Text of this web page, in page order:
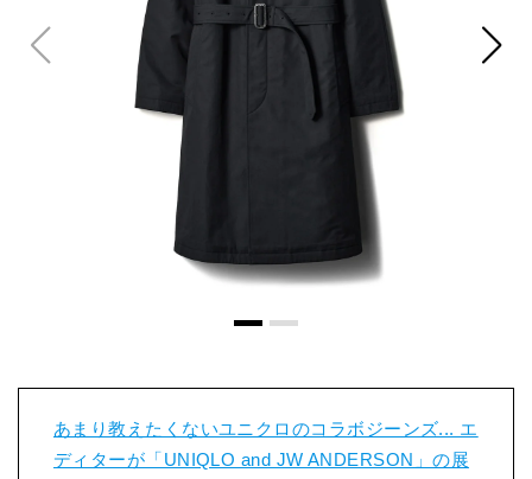
あまり教えたくないユニクロのコラボジーンズ... エ
ディターが「UNIQLO and JW ANDERSON」の展